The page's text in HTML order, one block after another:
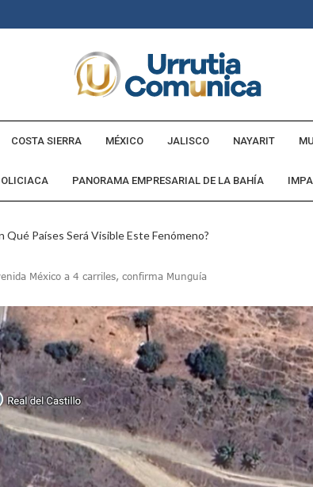
COSTA SIERRA MÉXICO JALISCO NAYARIT
PANORAMA EMPRESARIAL DE LA BAHÍA
Qué Países Será Visible Este Fenómeno?
Caída En Ocupación Hotelera En Mayo, Junio Y Julio
Para Puerto Vallarta Ante La Virgen De Guadalupe
Nacional Para Sembrar 6.6 Millones De Árboles
Virtual De Un Menor De 13 Años En Puerto Vallarta
Encabezan Las Principales Causas De Enfermedad En
De La Cultura En Mascota Con Nuevo Auditorio
De Los Archivos Municipales En Puerto Vallarta
Su Combate Al CJNG Con Nuevos Cargos Y Objetivos
Colmenares Márquez, Desaparecido En Puerto Vallarta
México a 4 carriles, confirma Munguía